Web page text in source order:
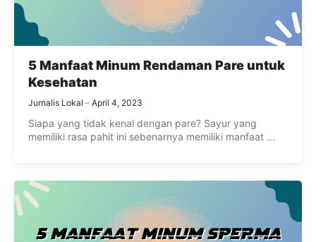
5 Manfaat Minum Rendaman Pare untuk
Kesehatan
Jurnalis Lokal April 4, 2023
Siapa yang tidak kenal dengan pare? Sayur yang
memiliki rasa pahit ini sebenarnya memiliki manfaat ...